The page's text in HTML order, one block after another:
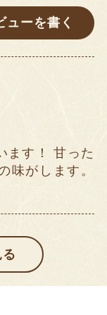
ューを書く
ます！ 甘った
味がします。